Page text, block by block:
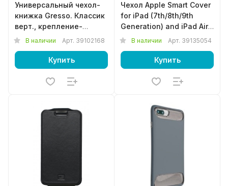
Универсальный чехол-
книжка Gresso. Классик
верт., крепление-
силикон (3,5-4,5")
В наличии Арт. 39102168
Купить
Чехол Apple Smart Cover
for iPad (7th/8th/9th
Generation) and iPad Air
(3rd Gen) - English
В наличии Арт. 39135054
Купить